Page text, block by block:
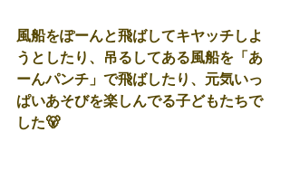
風船をぽーんと飛ばしてキヤッチしよ
うとしたり、吊るしてある風船を「あ
ーんパンチ」で飛ばしたり、元気いっ
ぱいあそびを楽しんでる子どもたちで
した🐻